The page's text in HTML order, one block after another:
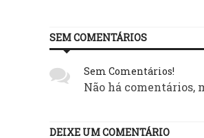
SEM COMENTÁRIOS
Sem Comentários!
Não há comentários,
DEIXE UM COMENTÁRIO